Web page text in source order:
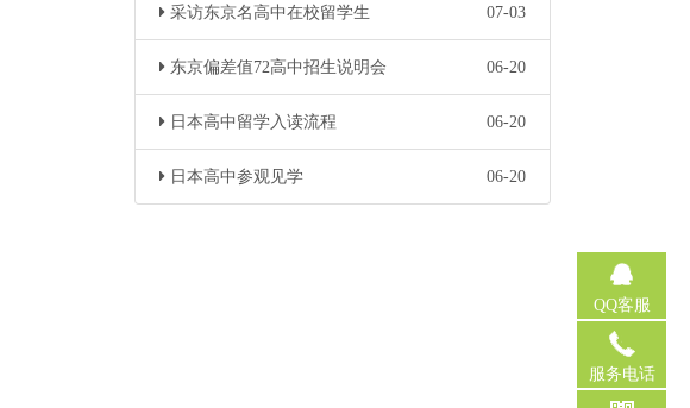
采访东京名高中在校留学生 07-03
东京偏差值72高中招生说明会 06-20
日本高中留学入读流程 06-20
日本高中参观见学 06-20
QQ客服
服务电话